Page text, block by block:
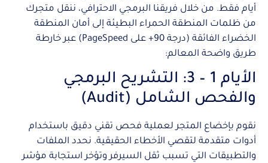
أيام فقط. من خلال فريقنا البرمجي الاحترافي، ننقل متجرك
من ظلمات المنطقة الحمراء البطيئة إلى أمان المنطقة
الخضراء الفائقة (درجة 90+ على PageSpeed) عبر خارطة
طريق واضحة المعالم:
الأيام 1 – 3: التشريح البرمجي
والفحص الشامل (Audit)
نقوم بإخضاع المتجر لعملية فحص تقني دقيق باستخدام
أدوات متقدمة لتقصي الأخطاء الحقيقية. نحدد الملفات
والتطبيقات التي تسبب ثقل السيرفر وتؤخر استجابة مؤشر